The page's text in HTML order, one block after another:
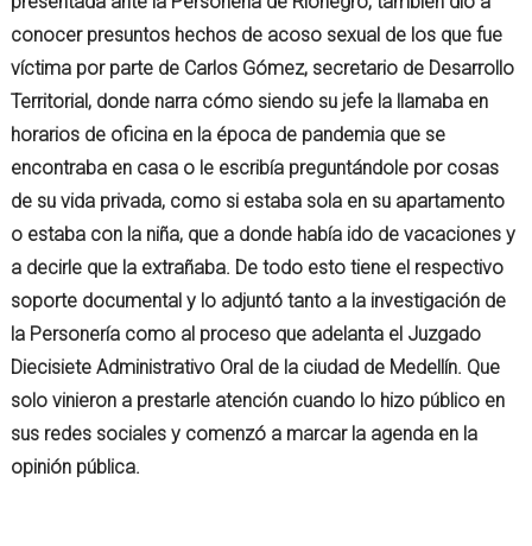
conocer presuntos hechos de acoso sexual de los que fue
víctima por parte de Carlos Gómez, secretario de Desarrollo
Territorial, donde narra cómo siendo su jefe la llamaba en
horarios de oficina en la época de pandemia que se
encontraba en casa o le escribía preguntándole por cosas
de su vida privada, como si estaba sola en su apartamento
o estaba con la niña, que a donde había ido de vacaciones y
a decirle que la extrañaba. De todo esto tiene el respectivo
soporte documental y lo adjuntó tanto a la investigación de
la Personería como al proceso que adelanta el Juzgado
Diecisiete Administrativo Oral de la ciudad de Medellín. Que
solo vinieron a prestarle atención cuando lo hizo público en
sus redes sociales y comenzó a marcar la agenda en la
opinión pública.